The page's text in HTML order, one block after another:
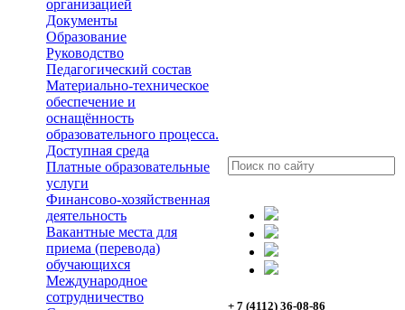
организацией
Документы
Образование
Руководство
Педагогический состав
Материально-техническое
обеспечение и
оснащённость
образовательного процесса.
Доступная среда
Платные образовательные
услуги
Финансово-хозяйственная
деятельность
Вакантные места для
приема (перевода)
обучающихся
Международное
сотрудничество
+ 7 (4112) 36-08-86